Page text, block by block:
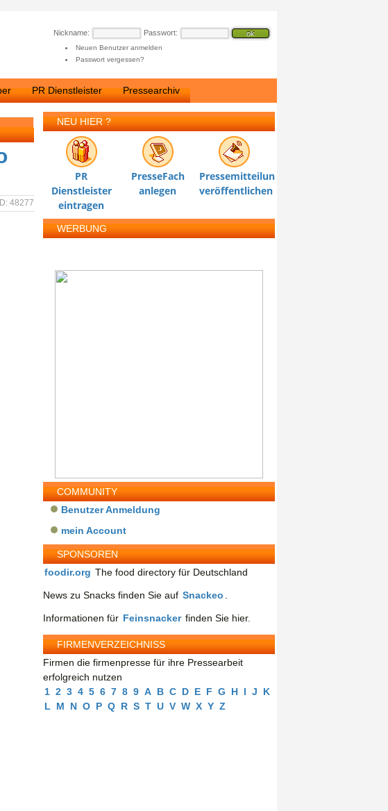
Nickname: Passwort:
Neuen Benutzer anmelden
Passwort vergessen?
PR Dienstleister Pressearchiv
ID: 48277
NEU HIER ?
PR
Dienstleister
eintragen
PresseFach
anlegen
Pressemitteilung
veröffentlichen
WERBUNG
COMMUNITY
Benutzer Anmeldung
mein Account
SPONSOREN
foodir.org The food directory für Deutschland
News zu Snacks finden Sie auf Snackeo
Informationen für Feinsnacker finden Sie hier.
FIRMENVERZEICHNISS
Firmen die firmenpresse für ihre Pressearbeit
erfolgreich nutzen
1 2 3 4 5 6 7 8 9 A B C D E F G H I J
K
L
M N O P Q R S T U V W X Y Z